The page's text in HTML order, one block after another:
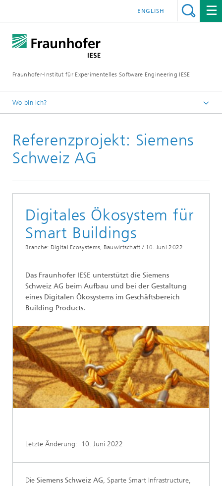
Fraunhofer-Institut für Experimentelles Software Engineering IESE
ENGLISH
Wo bin ich?
Referenzprojekt: Siemens
Schweiz AG
Digitales Ökosystem für
Smart Buildings
Branche: Digital Ecosystems, Bauwirtschaft / 10. Juni 2022
Das Fraunhofer IESE unterstützt die Siemens
Schweiz AG beim Aufbau und bei der Gestaltung
eines Digitalen Ökosystems im Geschäftsbereich
Building Products.
Letzte Änderung: 10. Juni 2022
Die Siemens Schweiz AG, Sparte Smart Infrastructure,